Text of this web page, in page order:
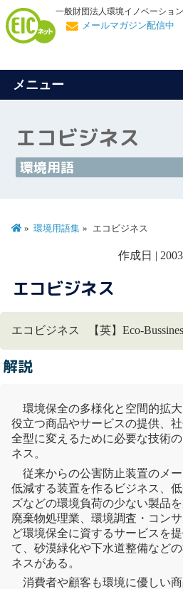
一般財団法人環境イノベーショ
メールマガジン配信中
メニュー
エコビジネス
環境用語
環境用語集 エコビジネス
作成日 |
エコビジネス
エコビジネス 【英】Eco-
解説
環境保全の多様化と空間的拡
役立つ商品やサービスの提供、
全型に変えるために必要な技術
ネス。
従来からの公害防止装置のメ
低減する装置を作るビジネス、 低
ズなどの環境負荷の少ない製品
廃棄物処理業、環境調査・コン
ど環境保全に資するサービスを
て、 砂漠緑化や下水道整備など
ネスがある。
消費者や顧客も環境に優しい